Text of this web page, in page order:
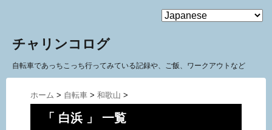
MENU
チャリンコログ
自転車であっちこっち行ってみている記録や、ご飯、ワークアウトなど
ホーム > 自転車 > 和歌山 >
「 白浜 」 一覧